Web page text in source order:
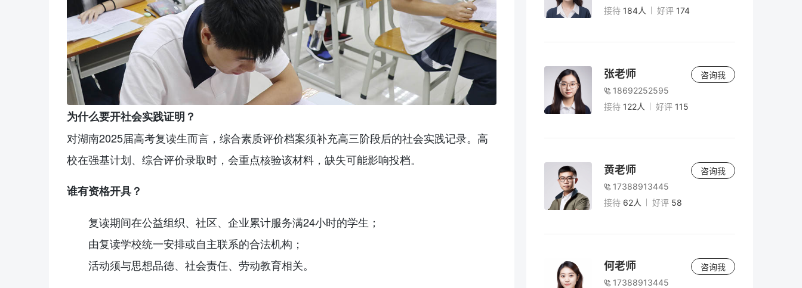
为什么要开社会实践证明？
对湖南2025届高考复读生而言，综合素质评价档案须补充高三阶段后的社会实践记录。高
校在强基计划、综合评价录取时，会重点核验该材料，缺失可能影响投档。
谁有资格开具？
复读期间在公益组织、社区、企业累计服务满24小时的学生；
由复读学校统一安排或自主联系的合法机构；
活动须与思想品德、社会责任、劳动教育相关。
接待 184人 好评 174
张老师
18692252595
接待 122人 好评 115
咨询我
黄老师
17388913445
接待 62人 好评 58
咨询我
何老师
17388913445
咨询我